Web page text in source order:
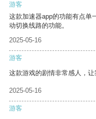
游客
这款加速器app的功能有点单
动切换线路的功能。
2025-05-16
游客
这款游戏的剧情非常感人，让
2025-05-16
游客